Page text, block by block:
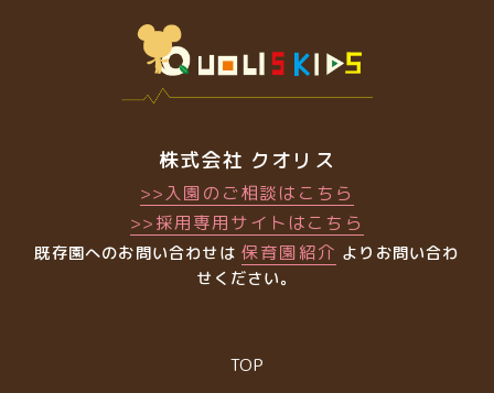
株式会社 クオリス
>>入園のご相談はこちら
>>採用専用サイトはこちら
既存園へのお問い合わせは 保育園紹介 よりお問い合わ
せください。
TOP